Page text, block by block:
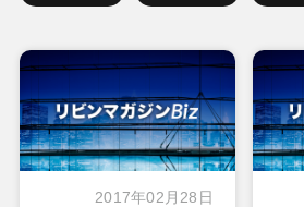
2017年02月28日